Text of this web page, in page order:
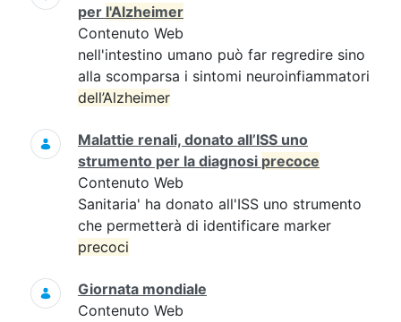
per l'Alzheimer
Contenuto Web
nell'intestino umano può far regredire sino
alla scomparsa i sintomi neuroinfiammatori
dell’Alzheimer
Malattie renali, donato all’ISS uno
strumento per la diagnosi precoce
Contenuto Web
Sanitaria' ha donato all'ISS uno strumento
che permetterà di identificare marker
precoci
Giornata mondiale
Contenuto Web